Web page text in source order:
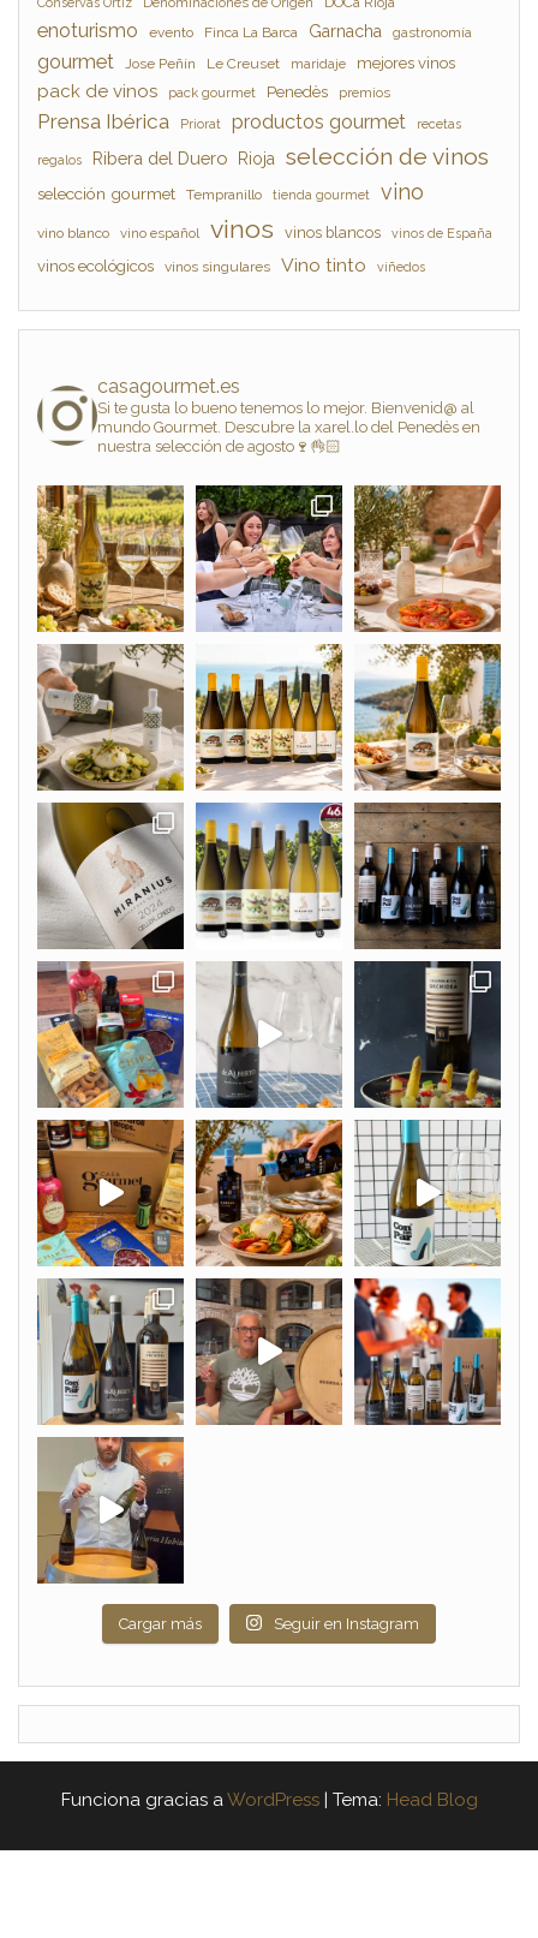
enoturismo evento Finca La Barca Garnacha gastronomía
gourmet Jose Peñín Le Creuset maridaje mejores vinos
pack de vinos pack gourmet Penedès premios
Prensa Ibérica Priorat productos gourmet recetas
regalos Ribera del Duero Rioja selección de vinos
selección gourmet Tempranillo tienda gourmet vino
vino blanco vino español vinos vinos blancos vinos de España
vinos ecológicos vinos singulares Vino tinto viñedos
casagourmet.es
Si te gusta lo bueno tenemos lo mejor. Bienvenid@ al
mundo Gourmet. Descubre la xarel.lo del Penedès en
nuestra selección de agosto🍷👌🏻
Cargar más Seguir en Instagram
Funciona gracias a WordPress | Tema: Head Blog